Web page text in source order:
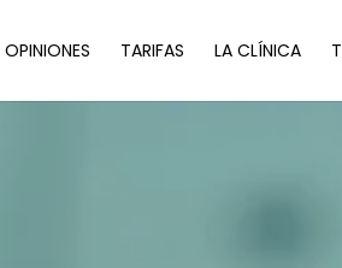
OPINIONES TARIFAS LA CLÍNICA